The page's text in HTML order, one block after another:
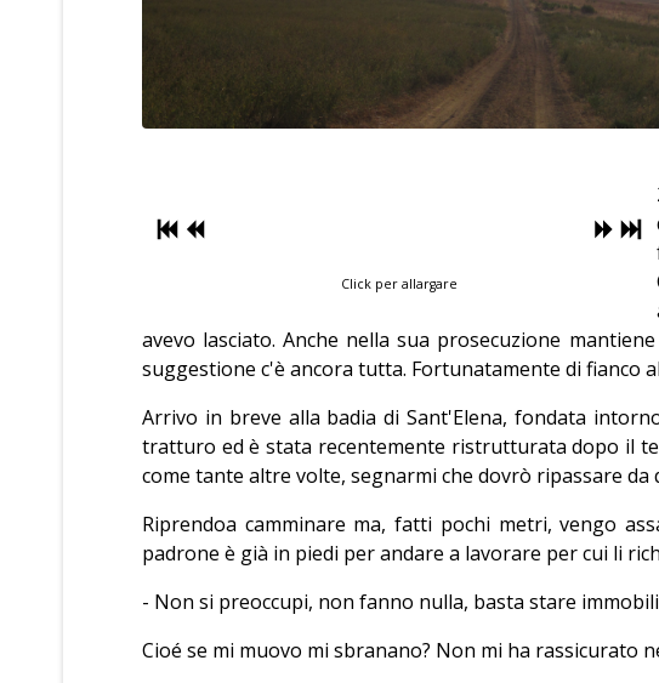
Click per allargare
avevo lasciato. Anche nella sua prosecuzione
suggestione c'è ancora tutta. Fortunatamente di fianco
Arrivo in breve alla badia di Sant'Elena, fondata
tratturo ed è stata recentemente ristrutturata dopo il
come tante altre volte, segnarmi che dovrò ripassare da
Riprendoa camminare ma, fatti pochi metri, vengo
padrone è già in piedi per andare a lavorare per cui li
- Non si preoccupi, non fanno nulla, basta stare
Cioé se mi muovo mi sbranano? Non mi ha rassicurato